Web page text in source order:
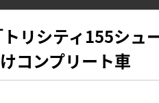
リシティ155シュ
コンプリート車